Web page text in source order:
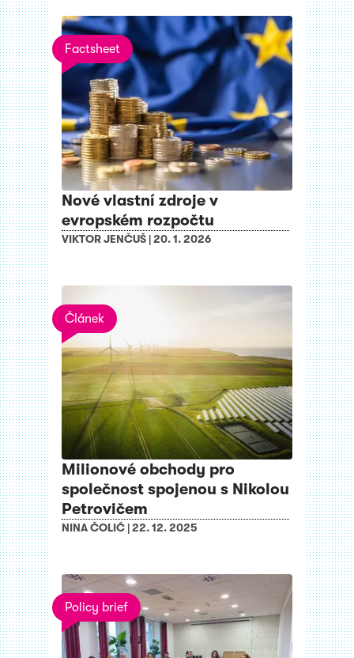
Factsheet
Nové vlastní zdroje v
evropském rozpočtu
VIKTOR JENČUŠ |20. 1. 2026
Článek
Milionové obchody pro
společnost spojenou s Nikolou
Petrovičem
NINA ČOLIĆ |22. 12. 2025
Policy brief